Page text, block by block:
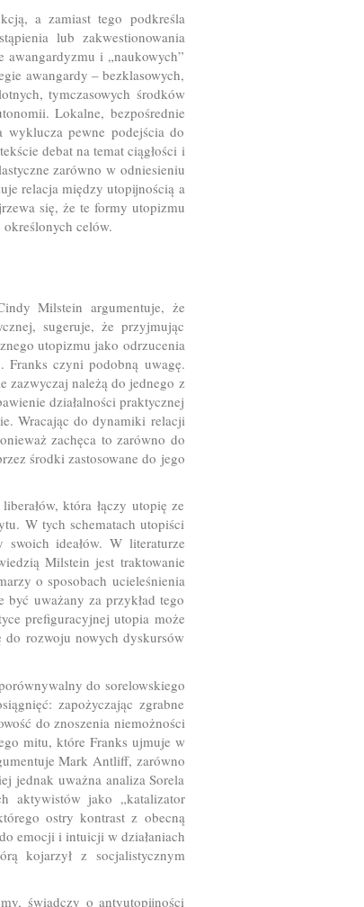
a zamiast tego podkreśla
lub zakwestionowania
awangardyzmu i „naukowych”
awangardy – bezklasowych,
tymczasowych środków
Lokalne, bezpośrednie
wyklucza pewne podejścia do
debat na temat ciągłości i
zarówno w odniesieniu
relacja między utopijnością a
się, że te formy utopizmu
celów.
Milstein argumentuje, że
sugeruje, że przyjmując
utopizmu jako odrzucenia
Franks czyni podobną uwagę.
zazwyczaj należą do jednego z
działalności praktycznej
Wracając do dynamiki relacji
zachęca to zarówno do
środki zastosowane do jego
która łączy utopię ze
W tych schematach utopiści
ideałów. W literaturze
Milstein jest traktowanie
o sposobach ucieleśnienia
uważany za przykład tego
prefiguracyjnej utopia może
do rozwoju nowych dyskursów
do sorelowskiego
zapożyczając zgrabne
do znoszenia niemożności
mitu, które Franks ujmuje w
Mark Antliff, zarówno
jednak uważna analiza Sorela
aktywistów jako „katalizator
ostry kontrast z obecną
emocji i intuicji w działaniach
kojarzył z socjalistycznym
świadczy o antyutopijności